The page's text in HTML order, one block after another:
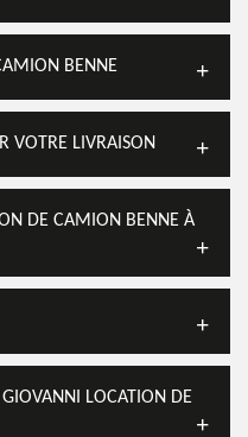
BENNE
VOTRE LIVRAISON
DE CAMION BENNE À
LOCATION DE